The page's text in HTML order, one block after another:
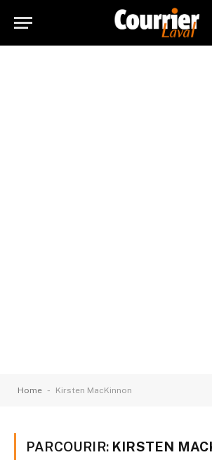
Home - Kirsten MacKinnon
PARCOURIR: KIRSTEN